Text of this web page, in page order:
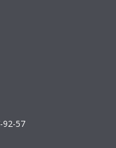
92-57